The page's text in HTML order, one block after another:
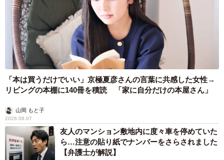
「本は買うだけでいい」京極夏彦さんの言葉に共感した女性→
リビングの本棚に140冊を積読 「家に自分だけの本屋さん」
山岡 もと子
2026.08.07
友人のマンション敷地内に度々車を停めていた
ら…注意の貼り紙でナンバーをさらされました
【弁護士が解説】